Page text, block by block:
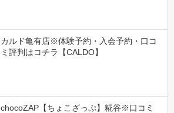
カルド亀有店※体験予約・入会予約・口コ
ミ評判はコチラ【CALDO】
chocoZAP【ちょこざっぷ】糀谷※口コミ